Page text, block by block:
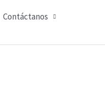
Contáctanos